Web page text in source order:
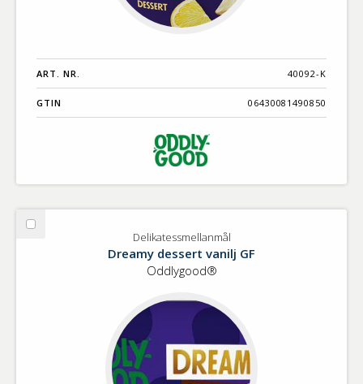
ART. NR. 40092-K
GTIN 06430081490850
Välj
DelikatessmellanmålDelikatessmellanmål
Dreamy dessert vanilj GF
Oddlygood®